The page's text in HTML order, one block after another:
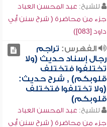
للشيخ: عبد المحسن العباد
جزء من محاضرة ( شرح سنن أبي
داود [083])
الفهرس: تراجم
رجال إسناد حديث (ولا
تختلفوا فتختلف
قلوبكم) , شرح حديث:
(ولا تختلفوا فتختلف
قلوبكم)
للشيخ: عبد المحسن العباد
جزء من محاضرة ( شرح سنن أبي